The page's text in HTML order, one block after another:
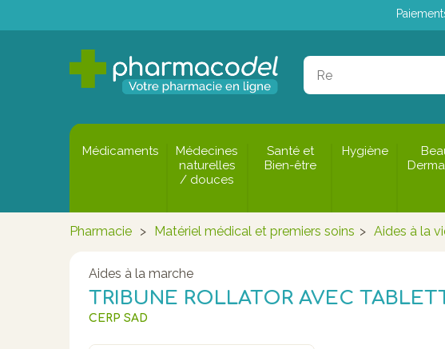
Médicaments
Médecines
naturelles
/ douces
Santé et
Bien-être
Hygiène
Pharmacie > Matériel médical et premiers soins > Aides à la
Aides à la marche
TRIBUNE ROLLATOR AVEC
CERP SAD